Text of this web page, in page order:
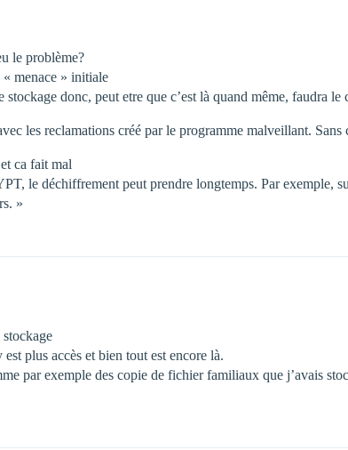
le problème?
menace » initiale
stockage donc, peut etre que c’est là quand même, faudra
les reclamations créé par le programme malveillant.
ca fait mal
le déchiffrement peut prendre longtemps. Par exemple,
»
stockage
plus accès et bien tout est encore là.
par exemple des copie de fichier familiaux que j’avais